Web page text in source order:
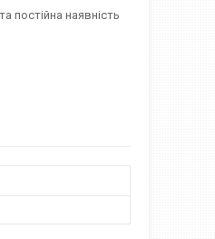
постійна наявність